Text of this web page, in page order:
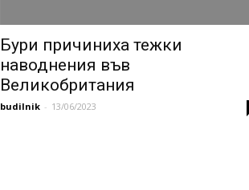
Бури причиниха тежки
наводнения във
Великобритания
budilnik - 13/06/2023